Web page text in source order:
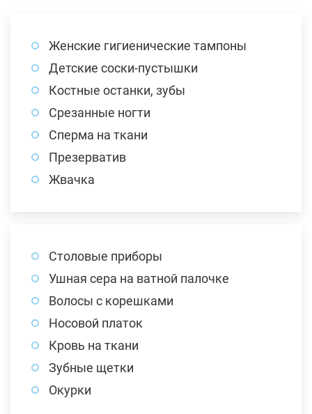
Женские гигиенические тампоны
Детские соски-пустышки
Костные останки, зубы
Срезанные ногти
Сперма на ткани
Презерватив
Жвачка
Столовые приборы
Ушная сера на ватной палочке
Волосы с корешками
Носовой платок
Кровь на ткани
Зубные щетки
Окурки